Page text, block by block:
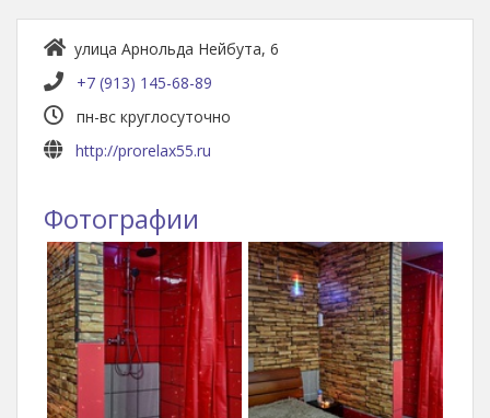
улица Арнольда Нейбута, 6
+7 (913) 145-68-89
пн-вс круглосуточно
http://prorelax55.ru
Фотографии